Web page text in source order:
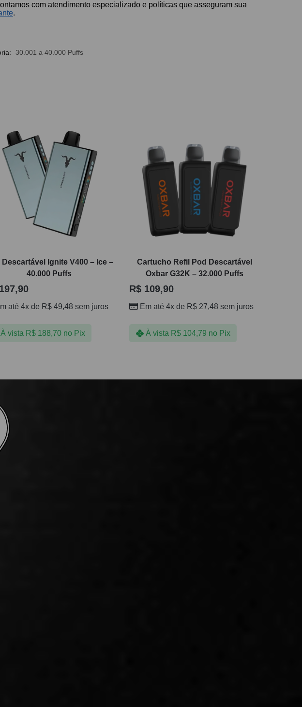
com atendimento especializado e políticas que asseguram sua
.
30.001 a 40.000 Puffs
Descartável Ignite V400 – Ice –
40.000 Puffs
até 4x de R$49,48 sem juros
À vista R$188,70 no Pix
Cartucho Refil Pod Descartável
Oxbar G32K – 32.000 Puffs
R$109,90
Em até 4x de R$27,48 sem juros
À vista R$104,79 no Pix